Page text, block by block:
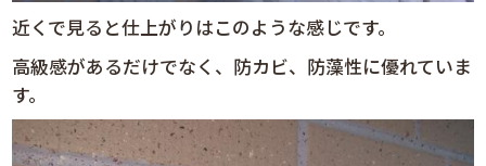
近くで見ると仕上がりはこのような感じです。
高級感があるだけでなく、防カビ、防藻性に優れていま
す。